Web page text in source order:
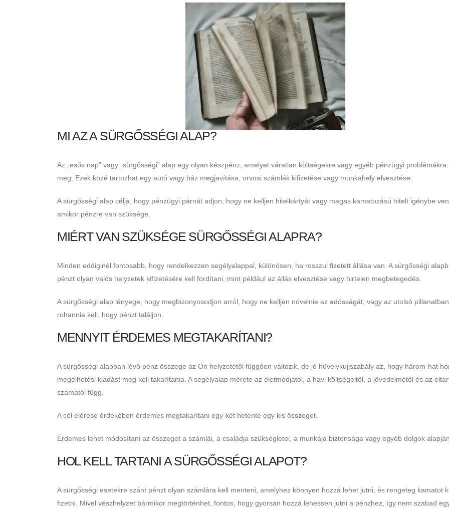
MI AZ A SÜRGŐSSÉGI ALAP?
Az „esős nap” vagy „sürgősségi” alap egy olyan készpénz, amelyet váratlan költségekre vagy egyéb pénzügyi problémákra
meg. Ezek közé tartozhat egy autó vagy ház megjavítása, orvosi számlák kifizetése vagy munkahely elvesztése.
A sürgősségi alap célja, hogy pénzügyi párnát adjon, hogy ne kelljen hitelkártyát vagy magas kamatozású hitelt igénybe
amikor pénzre van szüksége.
MIÉRT VAN SZÜKSÉGE SÜRGŐSSÉGI ALAPRA?
Minden eddiginél fontosabb, hogy rendelkezzen segélyalappal, különösen, ha rosszul fizetett állása van. A sürgősségi
pénzt olyan valós helyzetek kifizetésére kell fordítani, mint például az állás elvesztése vagy hirtelen megbetegedés.
A sürgősségi alap lényege, hogy megbizonyosodjon arról, hogy ne kelljen növelnie az adósságát, vagy az utolsó pillanatban
rohannia kell, hogy pénzt találjon.
MENNYIT ÉRDEMES MEGTAKARÍTANI?
A sürgősségi alapban lévő pénz összege az Ön helyzetétől függően változik, de jó hüvelykujjszabály az, hogy három-hat
megélhetési kiadást meg kell takarítania. A segélyalap mérete az életmódjától, a havi költségeitől, a jövedelmétől és az
számától függ.
A cél elérése érdekében érdemes megtakarítani egy-két hetente egy kis összeget.
Érdemes lehet módosítani az összeget a számlái, a családja szükségletei, a munkája biztonsága vagy egyéb dolgok alapján.
HOL KELL TARTANI A SÜRGŐSSÉGI ALAPOT?
A sürgősségi esetekre szánt pénzt olyan számlára kell menteni, amelyhez könnyen hozzá lehet jutni, és rengeteg kamatot
fizetni. Mivel vészhelyzet bármikor megtörténhet, fontos, hogy gyorsan hozzá lehessen jutni a pénzhez, így nem szabad